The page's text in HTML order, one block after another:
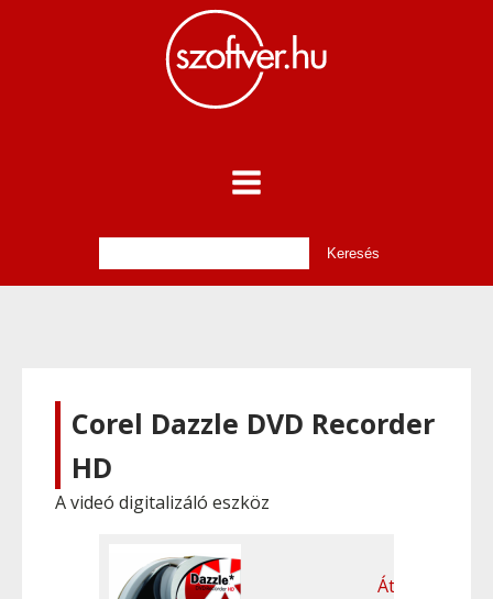
Corel Dazzle DVD Recorder
HD
A videó digitalizáló eszköz
Áttekintés